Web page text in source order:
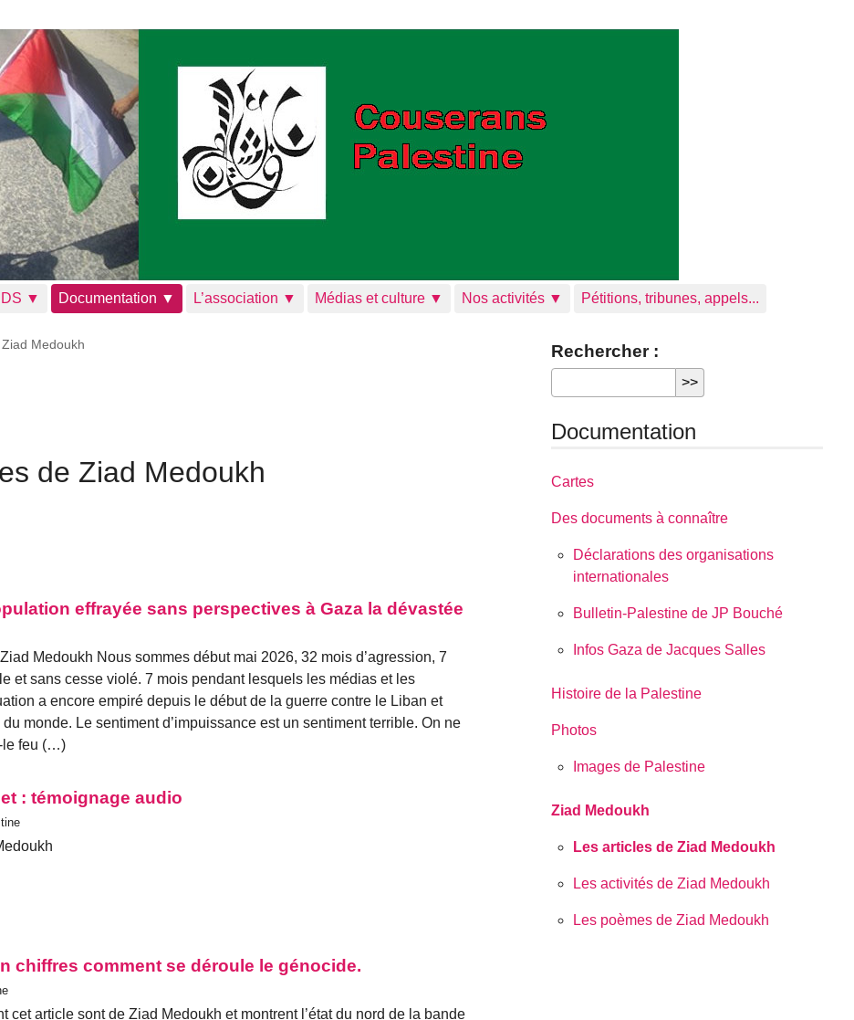
▼ Documentation ▼ L’association ▼ Médias et culture ▼ Nos activités ▼ Pétitions, tribunes, appels...
Medoukh
de Ziad Medoukh
effrayée sans perspectives à Gaza la dévastée
Medoukh Nous sommes début mai 2026, 32 mois d’agression, 7
et sans cesse violé. 7 mois pendant lesquels les médias et les
a encore empiré depuis le début de la guerre contre le Liban et
monde. Le sentiment d’impuissance est un sentiment terrible. On ne
le feu (…)
: témoignage audio
chiffres comment se déroule le génocide.
cet article sont de Ziad Medoukh et montrent l’état du nord de la bande
Rechercher :
Documentation
Cartes
Des documents à connaître
Déclarations des organisations
internationales
Bulletin-Palestine de JP Bouché
Infos Gaza de Jacques Salles
Histoire de la Palestine
Photos
Images de Palestine
Ziad Medoukh
Les articles de Ziad Medoukh
Les activités de Ziad Medoukh
Les poèmes de Ziad Medoukh